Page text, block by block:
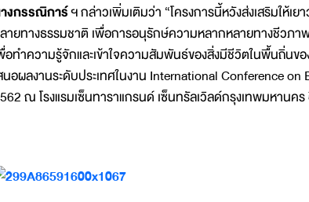
งกรรณิการ์ฯ กล่าวเพิ่มเติมว่า “โครงการนี้หวังส่งเสริมให้
ายทางธรรมชาติ เพื่อการอนุรักษ์ความหลากหลายทางชีวภ
อทำความรู้จักและเข้าใจความสัมพันธ์ของสิ่งมีชีวิตในพื้นถิ่นข
นอผลงานระดับประเทศในงาน International Conference
ณ โรงแรมเซ็นทาราแกรนด์ เซ็นทรัลเวิลด์กรุงเทพมหานค